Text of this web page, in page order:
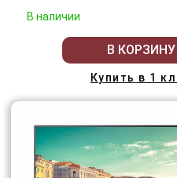
В наличии
В КОРЗИНУ
Купить в 1